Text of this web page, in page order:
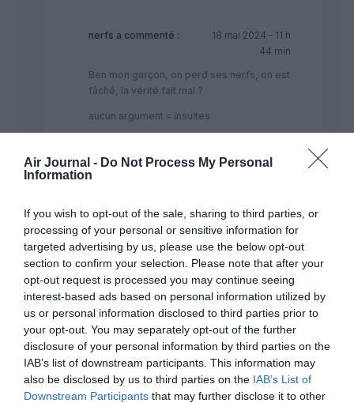
Air Journal - Do Not Process My Personal
Information
If you wish to opt-out of the sale, sharing to third parties, or
processing of your personal or sensitive information for
targeted advertising by us, please use the below opt-out
section to confirm your selection. Please note that after your
opt-out request is processed you may continue seeing
interest-based ads based on personal information utilized by
us or personal information disclosed to third parties prior to
your opt-out. You may separately opt-out of the further
disclosure of your personal information by third parties on the
IAB’s list of downstream participants. This information may
also be disclosed by us to third parties on the IAB’s List of
Downstream Participants that may further disclose it to other
nerfs a commenté :
18 mai 2024 - 11 h
44 min
Ben mon garçon, on perd ses nerfs, on est
fâché, la vérité fait mal ?
aucun argument = insultes
enclumes et barbecues en casseroles, ils
auraient peut être moins de soucis 😇
RÉPONDRE
Checklista
commenté :
19 mai 2024 -
11 h 27 min
Je pensais que le problème de
Boeing était la sécurité
Ce genre de provocation est
stupide et donne vraiment pas de
crédit à ça que vous dîtes.